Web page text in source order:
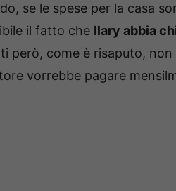
se le spese per la casa
il fatto che Ilary abbia
però, come è risaputo,
vorrebbe pagare